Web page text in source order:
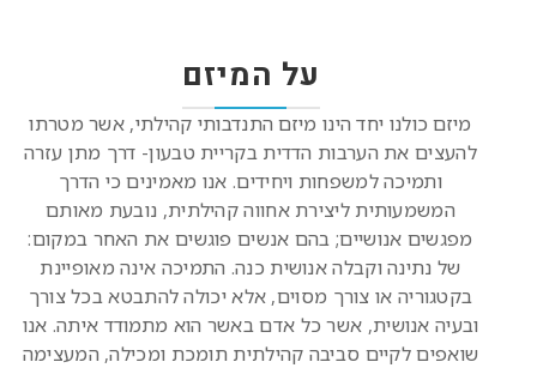
על המיזם
מיזם כולנו יחד הינו מיזם התנדבותי קהילתי, אשר מטרתו
להעצים את הערבות הדדית בקריית טבעון- דרך מתן עזרה
ותמיכה למשפחות ויחידים. אנו מאמינים כי הדרך
המשמעותית ליצירת אחווה קהילתית, נובעת מאותם
מפגשים אנושיים; בהם אנשים פוגשים את האחר במקום:
של נתינה וקבלה אנושית כנה. התמיכה אינה מאופיינת
בקטגוריה או צורך מסוים, אלא יכולה להתבטא בכל צורך
ובעיה אנושית, אשר כל אדם באשר הוא מתמודד איתה. אנו
שואפים לקיים סביבה קהילתית תומכת ומכילה, המעצימה